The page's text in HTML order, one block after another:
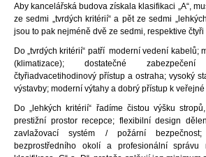
Aby kancelářská budova získala klasifikaci „A“,
ze sedmi „tvrdých kritérií“ a pět ze sedmi
jsou to pak nejméně dvě ze sedmi, respektive čtyři
Do „tvrdých kritérií“ patří moderní vedení kabelů;
(klimatizace); dostatečné
čtyřiadvacetihodinový přístup a ostraha; vysoký
výstavby; moderní výtahy a dobrý přístup k veřejné
Do „lehkých kritérií“ řadíme čistou výšku
prestižní prostor recepce; flexibilní design
zavlažovací systém / požární
bezprostředního okolí a profesionální správu